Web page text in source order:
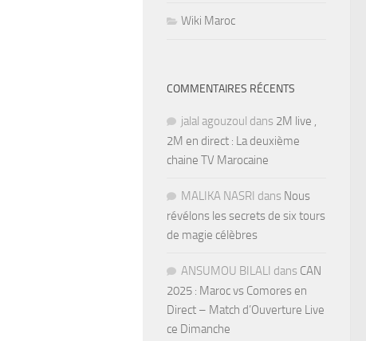
Wiki Maroc
COMMENTAIRES RÉCENTS
jalal agouzoul dans 2M live ,
2M en direct : La deuxième
chaine TV Marocaine
MALIKA NASRI dans Nous
révélons les secrets de six tours
de magie célèbres
ANSUMOU BILALI dans CAN
2025 : Maroc vs Comores en
Direct – Match d’Ouverture Live
ce Dimanche